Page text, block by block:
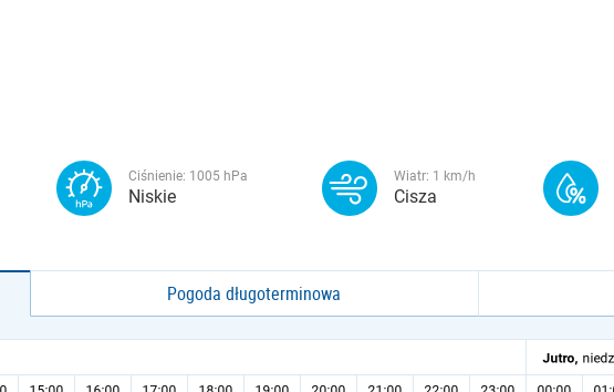
Ciśnienie: 1005 hPa
Niskie
Wiatr: 1 km/h
Cisza
Pogoda długoterminowa